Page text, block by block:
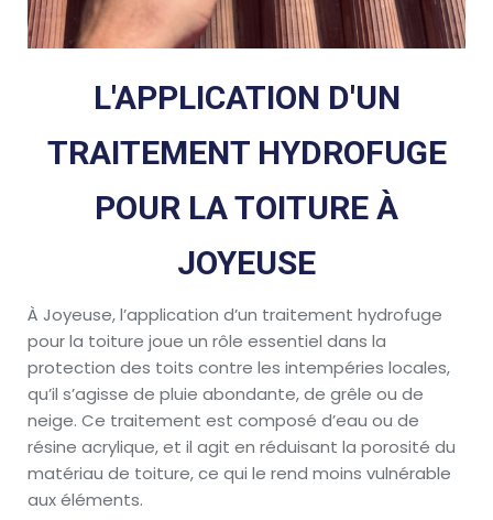
L'APPLICATION D'UN
TRAITEMENT HYDROFUGE
POUR LA TOITURE À
JOYEUSE
À Joyeuse, l’application d’un traitement hydrofuge
pour la toiture joue un rôle essentiel dans la
protection des toits contre les intempéries locales,
qu’il s’agisse de pluie abondante, de grêle ou de
neige. Ce traitement est composé d’eau ou de
résine acrylique, et il agit en réduisant la porosité du
matériau de toiture, ce qui le rend moins vulnérable
aux éléments.